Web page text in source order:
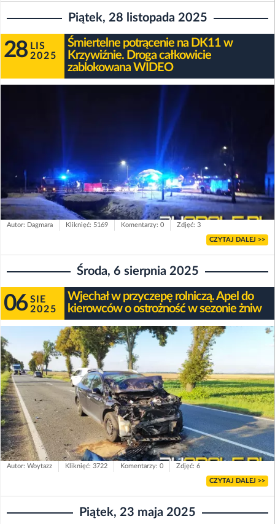
Piątek, 28 listopada 2025
28 LIS
2025
Śmiertelne potrącenie na DK11 w
Krzywiźnie. Droga całkowicie
zablokowana WIDEO
Autor: Dagmara Kliknięć: 5169 Komentarzy: 0 Zdjęć: 3
CZYTAJ DALEJ >>
Środa, 6 sierpnia 2025
06 SIE
2025
Wjechał w przyczepę rolniczą. Apel do
kierowców o ostrożność w sezonie żniw
Autor: Woytazz Kliknięć: 3722 Komentarzy: 0 Zdjęć: 6
CZYTAJ DALEJ >>
Piątek, 23 maja 2025